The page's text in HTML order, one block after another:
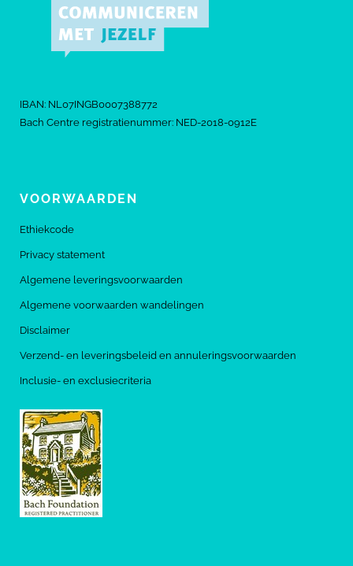
IBAN: NL07INGB0007388772
Bach Centre registratienummer: NED-2018-0912E
VOORWAARDEN
Ethiekcode
Privacy statement
Algemene leveringsvoorwaarden
Algemene voorwaarden wandelingen
Disclaimer
Verzend- en leveringsbeleid en annuleringsvoorwaarden
Inclusie- en exclusiecriteria